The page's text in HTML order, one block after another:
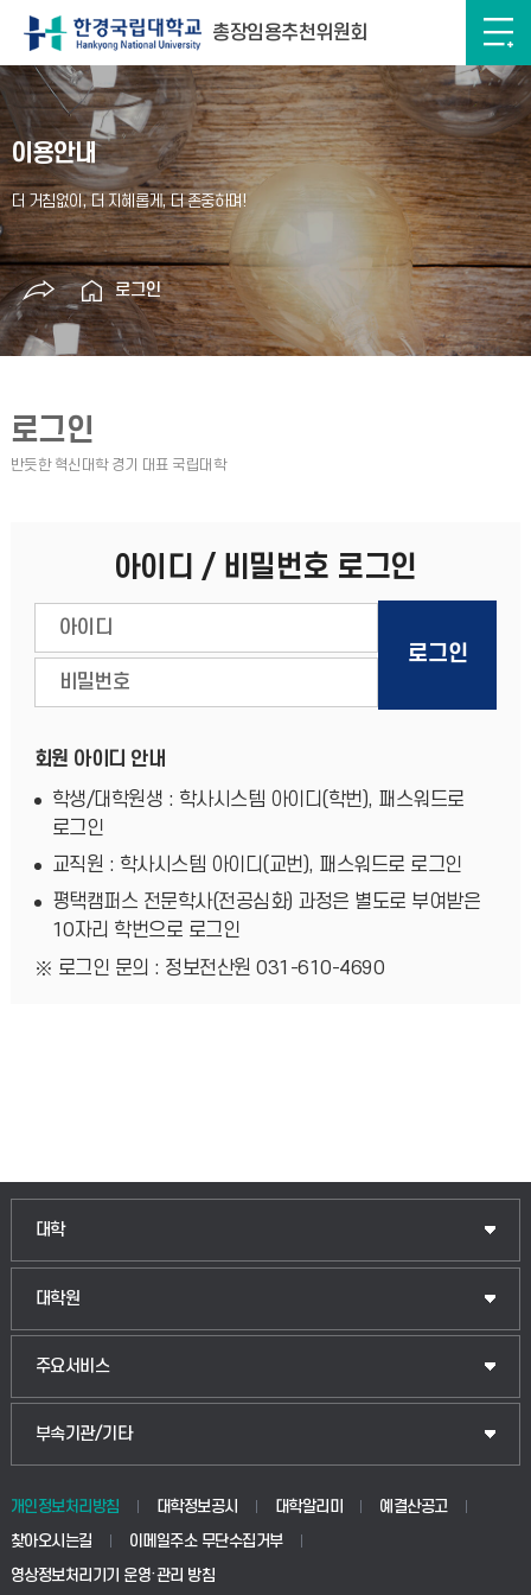
총장임용추천위원회
이용안내
로그인
로그인
아이디 / 비밀번호 로그인
회원 아이디 안내
학생/대학원생 : 학사시스템 아이디(학번), 패스워드로
로그인
교직원 : 학사시스템 아이디(교번), 패스워드로 로그인
평택캠퍼스 전문학사(전공심화) 과정은 별도로 부여받은
10자리 학번으로 로그인
로그인 문의 : 정보전산원 031-610-4690
대학
인문융합공공인재학부
법경영학부
생명공학부
대학원
일반대학원
산업대학원
공공정책대학원
교육대학원
주요서비스
입학안내
웹메일
학사시스템(전문학사 및 전공심화)
부속기관/기타
중앙도서관
학생생활관(안성)
개인정보처리방침 대학정보공시 대학알리미
예결산공고
찾아오시는길
이메일주소 무단수집거부
영상정보처리기기 운영·관리 방침